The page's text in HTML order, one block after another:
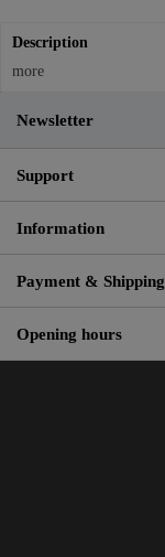
Description
more
Newsletter
Support
Information
Payment & Shipping
Opening hours